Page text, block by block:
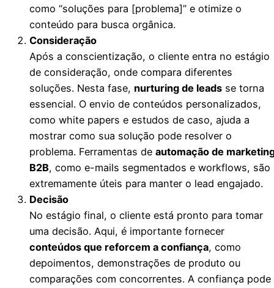
como “soluções para [problema]” e otimize o
conteúdo para busca orgânica.
Consideração
Após a conscientização, o cliente entra no estágio
de consideração, onde compara diferentes
soluções. Nesta fase, nurturing de leads se torna
essencial. O envio de conteúdos personalizados,
como white papers e estudos de caso, ajuda a
mostrar como sua solução pode resolver o
problema. Ferramentas de automação de
B2B, como e-mails segmentados e workflows, são
extremamente úteis para manter o lead engajado.
Decisão
No estágio final, o cliente está pronto para tomar
uma decisão. Aqui, é importante fornecer
conteúdos que reforcem a confiança, como
depoimentos, demonstrações de produto ou
comparações com concorrentes. A confiança pode